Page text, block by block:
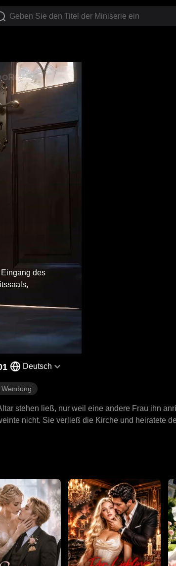
Eingang des
Deutsch
stehen ließ, nur weil eine andere Frau ihn
nicht. Sie verließ die Kirche und heiratete